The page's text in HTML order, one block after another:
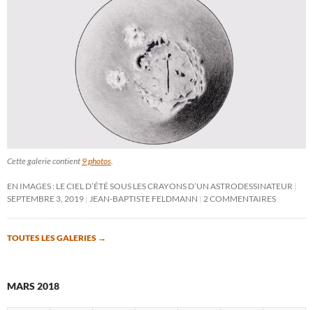
Cette galerie contient 9 photos
EN IMAGES : LE CIEL D’ÉTÉ SOUS LES CRAYONS D’UN ASTRODESSINATEUR
SEPTEMBRE 3, 2019
JEAN-BAPTISTE FELDMANN 2 COMMENTAIRES
TOUTES LES GALERIES →
MARS 2018